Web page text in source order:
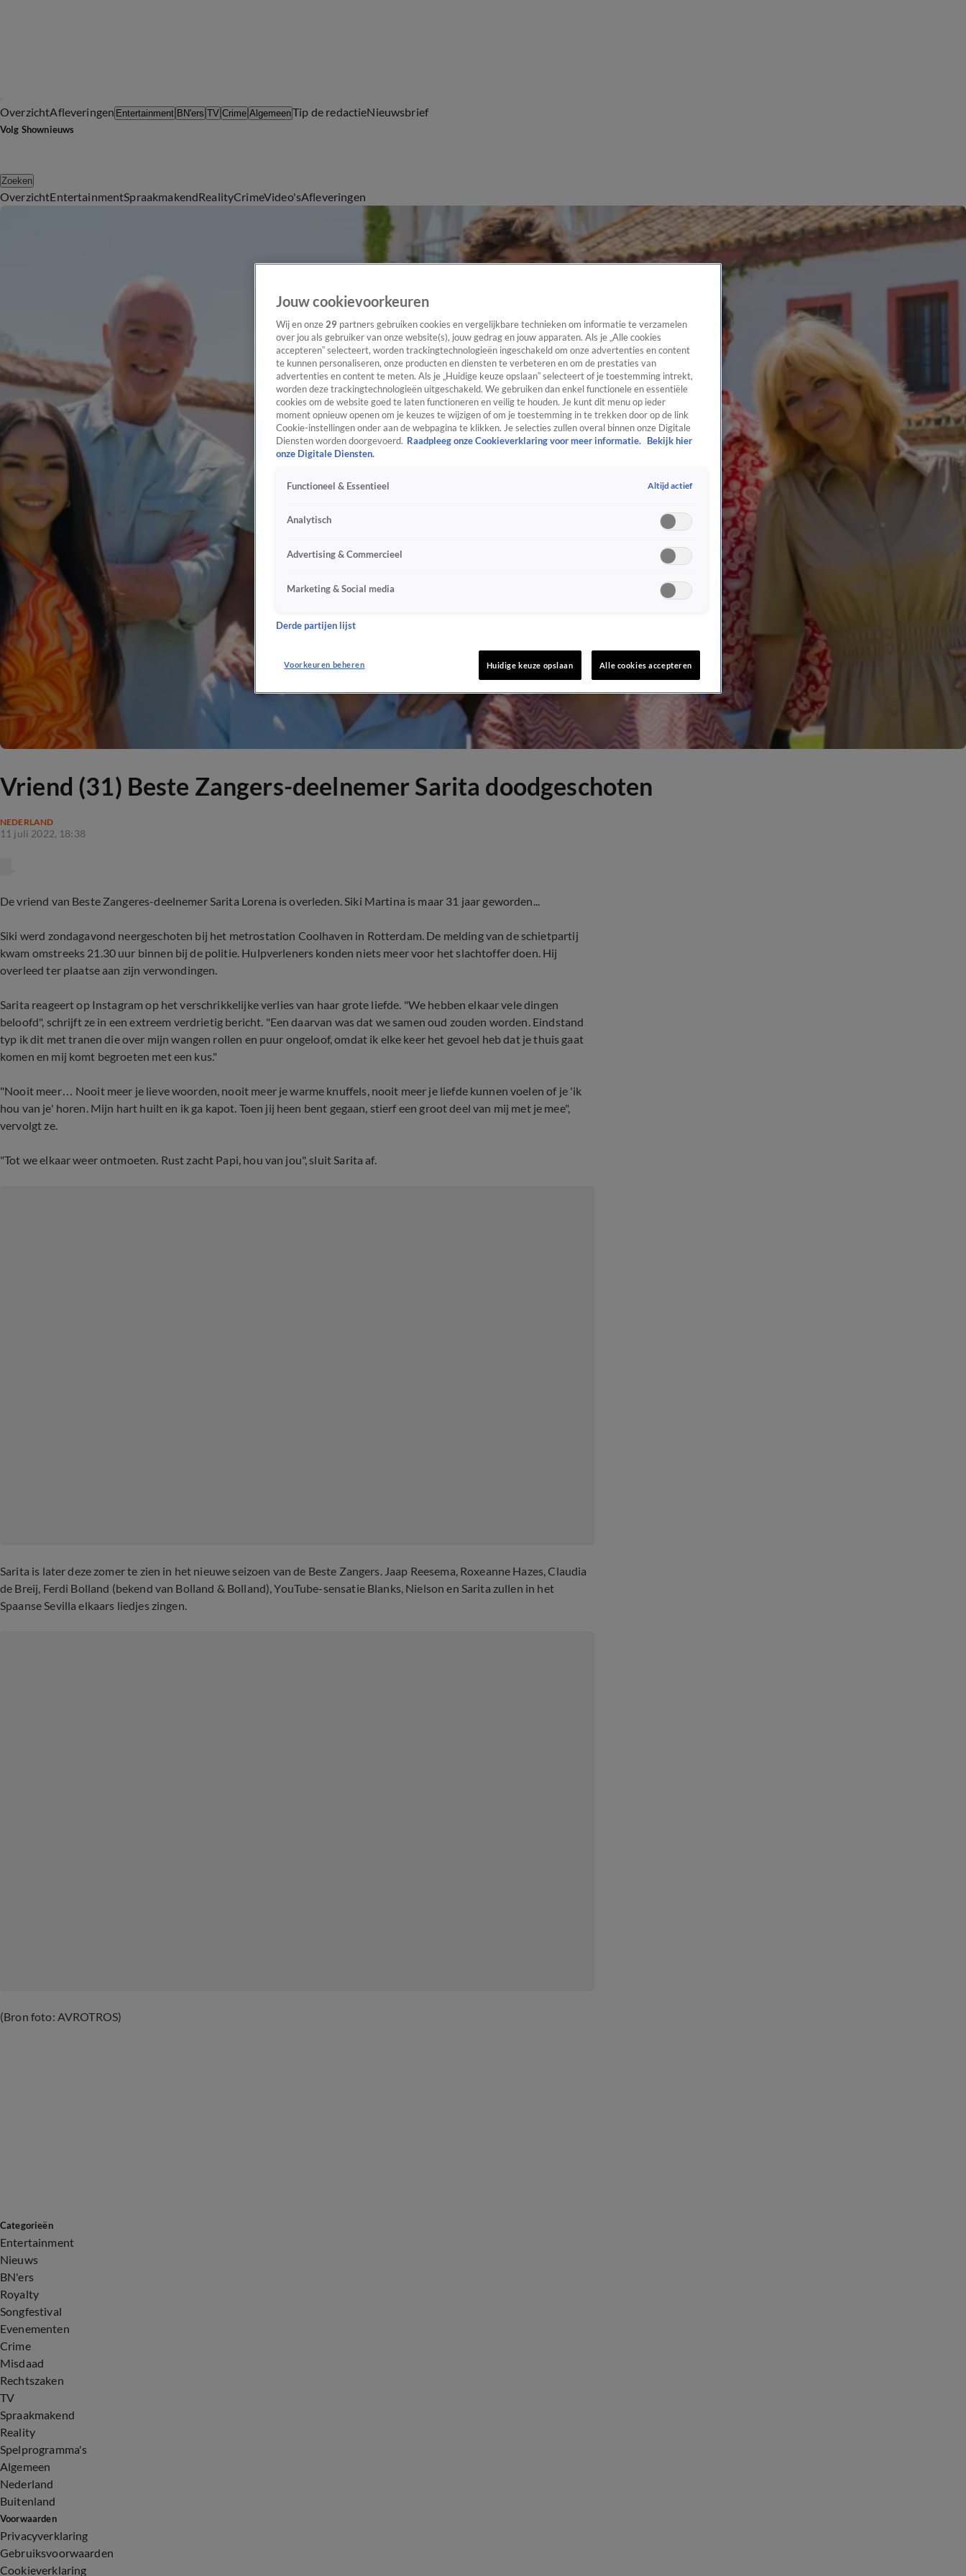
OverzichtAfleveringen Entertainment BN'ers TV Crime AlgemeenTip de redactieNieuwsbrief
Volg Shownieuws
Zoeken
OverzichtEntertainmentSpraakmakendRealityCrimeVideo'sAfleveringen
Vriend (31) Beste Zangers-deelnemer Sarita doodgeschoten
NEDERLAND
11 juli 2022, 18:38
De vriend van Beste Zangeres-deelnemer Sarita Lorena is overleden. Siki Martina is maar 31 jaar geworden...
Siki werd zondagavond neergeschoten bij het metrostation Coolhaven in Rotterdam. De melding van de schietpartij
kwam omstreeks 21.30 uur binnen bij de politie. Hulpverleners konden niets meer voor het slachtoffer doen. Hij
overleed ter plaatse aan zijn verwondingen.
Sarita reageert op Instagram op het verschrikkelijke verlies van haar grote liefde. "We hebben elkaar vele dingen
beloofd", schrijft ze in een extreem verdrietig bericht. "Een daarvan was dat we samen oud zouden worden. Eindstand
typ ik dit met tranen die over mijn wangen rollen en puur ongeloof, omdat ik elke keer het gevoel heb dat je thuis gaat
komen en mij komt begroeten met een kus."
"Nooit meer… Nooit meer je lieve woorden, nooit meer je warme knuffels, nooit meer je liefde kunnen voelen of je 'ik
hou van je' horen. Mijn hart huilt en ik ga kapot. Toen jij heen bent gegaan, stierf een groot deel van mij met je mee",
vervolgt ze.
"Tot we elkaar weer ontmoeten. Rust zacht Papi, hou van jou", sluit Sarita af.
Sarita is later deze zomer te zien in het nieuwe seizoen van de Beste Zangers. Jaap Reesema, Roxeanne Hazes, Claudia
de Breij, Ferdi Bolland (bekend van Bolland & Bolland), YouTube-sensatie Blanks, Nielson en Sarita zullen in het
Spaanse Sevilla elkaars liedjes zingen.
(Bron foto: AVROTROS)
Categorieën
Entertainment
Nieuws
BN'ers
Royalty
Songfestival
Evenementen
Crime
Misdaad
Rechtszaken
TV
Spraakmakend
Reality
Spelprogramma's
Algemeen
Nederland
Buitenland
Voorwaarden
Privacyverklaring
Gebruiksvoorwaarden
Cookieverklaring
Jouw cookievoorkeuren
Wij en onze 29 partners gebruiken cookies en vergelijkbare technieken om informatie te verzamelen
over jou als gebruiker van onze website(s), jouw gedrag en jouw apparaten. Als je „Alle cookies
accepteren” selecteert, worden trackingtechnologieën ingeschakeld om onze advertenties en content
te kunnen personaliseren, onze producten en diensten te verbeteren en om de prestaties van
advertenties en content te meten. Als je „Huidige keuze opslaan” selecteert of je toestemming intrekt,
worden deze trackingtechnologieën uitgeschakeld. We gebruiken dan enkel functionele en essentiële
cookies om de website goed te laten functioneren en veilig te houden. Je kunt dit menu op ieder
moment opnieuw openen om je keuzes te wijzigen of om je toestemming in te trekken door op de link
Cookie-instellingen onder aan de webpagina te klikken. Je selecties zullen overal binnen onze Digitale
Diensten worden doorgevoerd. Raadpleeg onze Cookieverklaring voor meer informatie.
Bekijk hier
onze Digitale Diensten.
Functioneel & Essentieel Altijd actief
Analytisch
Advertising & Commercieel
Marketing & Social media
Derde partijen lijst
Voorkeuren beheren Huidige keuze opslaan Alle cookies accepteren